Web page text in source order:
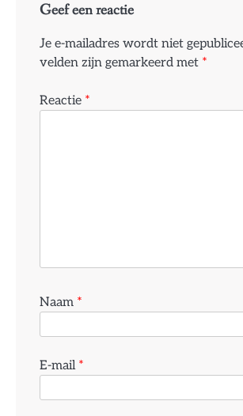
Geef een reactie
Je e-mailadres wordt niet
velden zijn gemarkeerd met *
Reactie *
Naam *
E-mail *